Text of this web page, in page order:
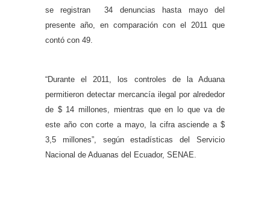
se registran 34 denuncias hasta mayo del
presente año, en comparación con el 2011 que
contó con 49.
“Durante el 2011, los controles de la Aduana
permitieron detectar mercancía ilegal por alrededor
de $ 14 millones, mientras que en lo que va de
este año con corte a mayo, la cifra asciende a $
3,5 millones”, según estadísticas del Servicio
Nacional de Aduanas del Ecuador, SENAE.